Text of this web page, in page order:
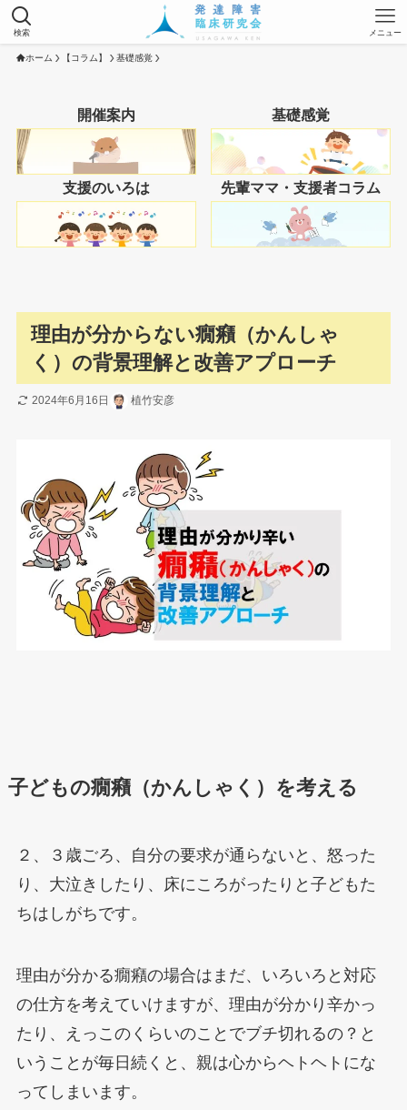
検索 メニュー
ホーム 【コラム】 基礎感覚
開催案内 基礎感覚
支援のいろは 先輩ママ・支援者コラム
理由が分からない癇癪（かんしゃ
く）の背景理解と改善アプローチ
2024年6月16日 植竹安彦
子どもの癇癪（かんしゃく）を考える
２、３歳ごろ、自分の要求が通らないと、怒った
り、大泣きしたり、床にころがったりと子どもた
ちはしがちです。
理由が分かる癇癪の場合はまだ、いろいろと対応
の仕方を考えていけますが、理由が分かり辛かっ
たり、えっこのくらいのことでブチ切れるの？と
いうことが毎日続くと、親は心からヘトヘトにな
ってしまいます。